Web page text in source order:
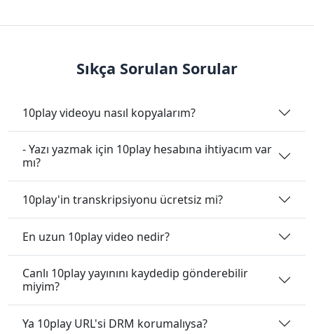
Sıkça Sorulan Sorular
10play videoyu nasıl kopyalarım?
- Yazı yazmak için 10play hesabına ihtiyacım var
mı?
10play'in transkripsiyonu ücretsiz mi?
En uzun 10play video nedir?
Canlı 10play yayınını kaydedip gönderebilir
miyim?
Ya 10play URL'si DRM korumalıysa?